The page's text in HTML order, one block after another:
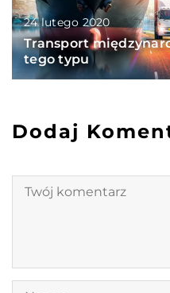
24 lutego 2020
Transport
tego typu
Dodaj